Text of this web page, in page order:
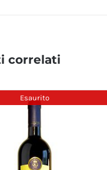
correlati
Esaurito